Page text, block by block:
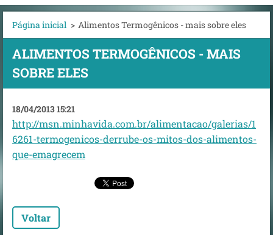
Página inicial > Alimentos Termogênicos - mais sobre eles
ALIMENTOS TERMOGÊNICOS - MAIS
SOBRE ELES
18/04/2013 15:21
http://msn.minhavida.com.br/alimentacao/galerias/1
6261-termogenicos-derrube-os-mitos-dos-alimentos-
que-emagrecem
Voltar